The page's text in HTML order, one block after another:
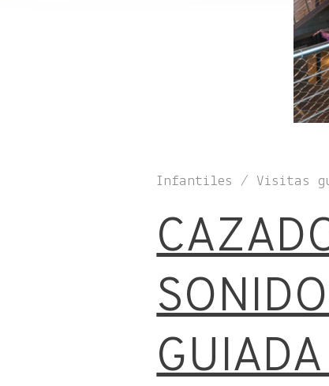
Infantiles / Visitas